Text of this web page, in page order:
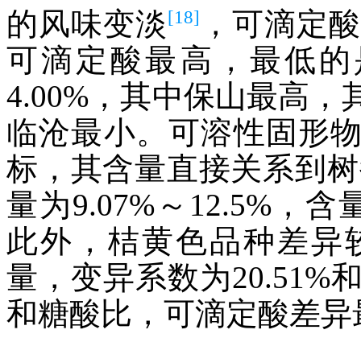
的风味变淡[18]
，可滴定
可滴定酸最高，最低
4.00%，其中保山最高，
临沧最小。可溶性固形
标，其含量直接关系到
量为9.07%～12.5%，含
此外，桔黄色品种差异
量，变异系数为20.51%
和糖酸比，可滴定酸差异